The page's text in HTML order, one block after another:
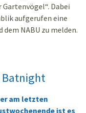
Dabei
aufgerufen eine
NABU zu melden.
Batnight
am letzten
ist es